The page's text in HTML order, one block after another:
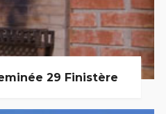
29 Finistère